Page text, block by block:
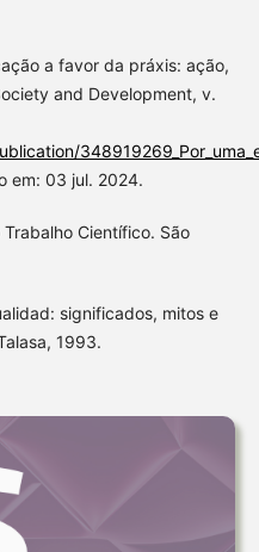
a favor da práxis: ação,
and Development, v.
em: 03 jul. 2024.
Trabalho Científico. São
significados, mitos e
1993.